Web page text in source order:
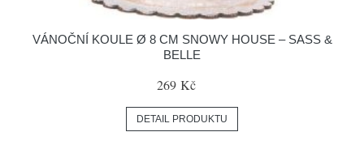
VÁNOČNÍ KOULE Ø 8 CM SNOWY HOUSE – SASS &
BELLE
269 Kč
DETAIL PRODUKTU